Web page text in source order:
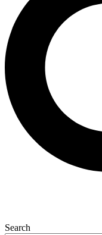
Search